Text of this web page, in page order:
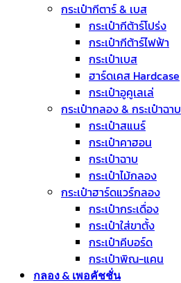
กระเป๋ากีตาร์ & เบส
กระเป๋ากีต้าร์โปร่ง
กระเป๋ากีต้าร์ไฟฟ้า
กระเป๋าเบส
ฮาร์ดเคส Hardcase
กระเป๋าอูคูเลเล่
กระเป๋ากลอง & กระเป๋าฉาบ
กระเป๋าสแนร์
กระเป๋าคาฮอน
กระเป๋าฉาบ
กระเป๋าไม้กลอง
กระเป๋าฮาร์ดแวร์กลอง
กระเป๋ากระเดื่อง
กระเป๋าใส่ขาตั้ง
กระเป๋าคีบอร์ด
กระเป๋าพิณ-แคน
กลอง & เพอคัชชั่น